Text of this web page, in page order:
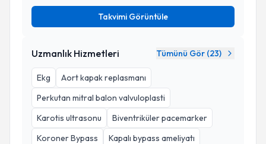
Takvimi Görüntüle
Uzmanlık Hizmetleri Tümünü Gör (23)
Ekg
Aort kapak replasmanı
Perkutan mitral balon valvuloplasti
Karotis ultrasonu
Biventriküler pacemarker
Koroner Bypass
Kapalı bypass ameliyatı